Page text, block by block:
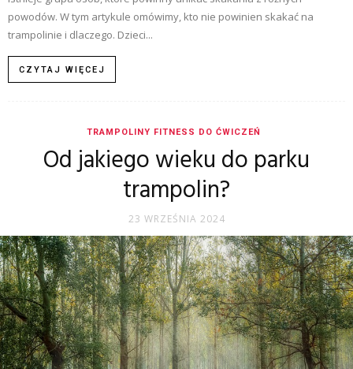
powodów. W tym artykule omówimy, kto nie powinien skakać na
trampolinie i dlaczego. Dzieci...
CZYTAJ WIĘCEJ
TRAMPOLINY FITNESS DO ĆWICZEŃ
Od jakiego wieku do parku
trampolin?
23 WRZEŚNIA 2024